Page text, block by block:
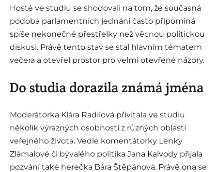
Hosté ve studiu se shodovali na tom, že současná
podoba parlamentních jednání často připomíná
spíše nekonečné přestřelky než věcnou politickou
diskusi. Právě tento stav se stal hlavním tématem
večera a otevřel prostor pro velmi otevřené názory.
Do studia dorazila známá jména
Moderátorka Klára Radilová přivítala ve studiu
několik výrazných osobností z různých oblastí
veřejného života. Vedle komentátorky Lenky
Zlámalové či bývalého politika Jana Kalvody přijala
pozvání také herečka Bára Štěpánová. Právě ona se